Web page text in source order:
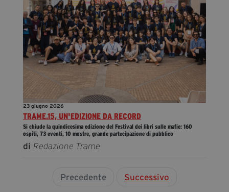
23 giugno 2026
TRAME.15, UN'EDIZIONE DA RECORD
Si chiude la quindicesima edizione del Festival dei libri sulle mafie: 160
ospiti, 73 eventi, 10 mostre, grande partecipazione di pubblico
di Redazione Trame
Precedente Successivo